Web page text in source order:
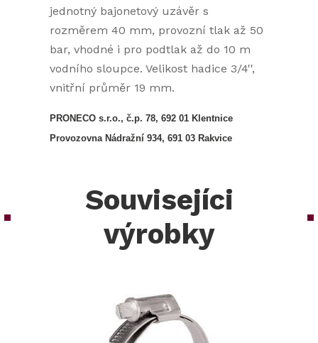
jednotný bajonetový uzávěr s
rozměrem 40 mm, provozní tlak až 50
bar, vhodné i pro podtlak až do 10 m
vodního sloupce. Velikost hadice 3/4'',
vnitřní průměr 19 mm.
PRONECO s.r.o., č.p. 78, 692 01 Klentnice
Provozovna Nádražní 934, 691 03 Rakvice
Souvisejíci
výrobky